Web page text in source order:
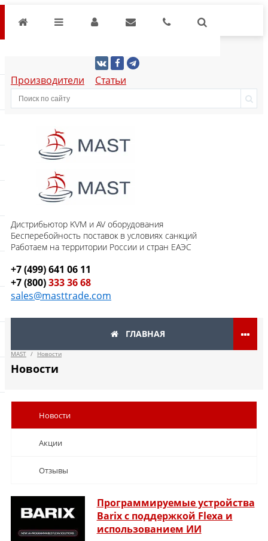
Производители Статьи
Дистрибьютор KVM и AV оборудования
Бесперебойность поставок в условиях санкций
Работаем на территории России и стран ЕАЭС
+7 (499) 641 06 11
+7 (800)333 36 68
sales@masttrade.com
ГЛАВНАЯ
MAST / Новости
Новости
Новости
Акции
Отзывы
Программируемые устройства
Barix с поддержкой Flexa и
использованием ИИ